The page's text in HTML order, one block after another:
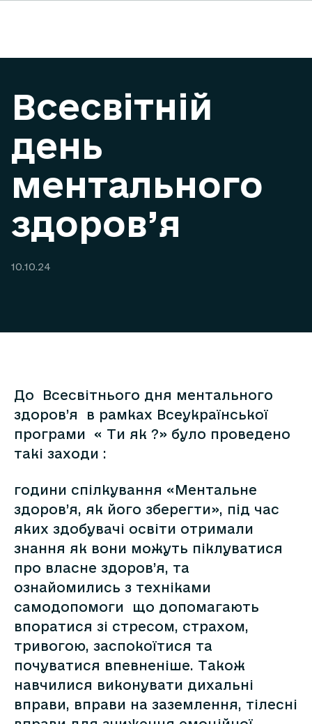
Всесвітній
день
ментального
здоров’я
10.10.24
До Всесвітнього дня ментального
здоров’я в рамках Всеукраїнської
програми « Ти як ?» було проведено
такі заходи :
години спілкування «Ментальне
здоров’я, як його зберегти», під час
яких здобувачі освіти отримали
знання як вони можуть піклуватися
про власне здоров’я, та
ознайомились з техніками
самодопомоги що допомагають
впоратися зі стресом, страхом,
тривогою, заспокоїтися та
почуватися впевненіше. Також
навчилися виконувати дихальні
вправи, вправи на заземлення, тілесні